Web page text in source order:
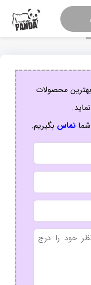
محصولات
شماتماس بگیریم.